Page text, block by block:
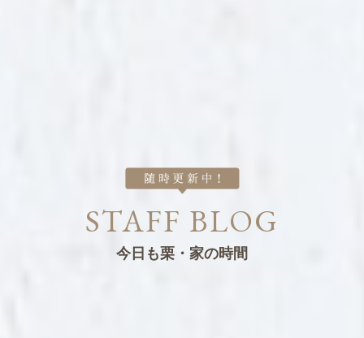
STAFF BLOG
今日も栗・家の時間